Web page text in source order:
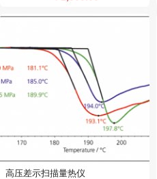
高压差示扫描量热仪